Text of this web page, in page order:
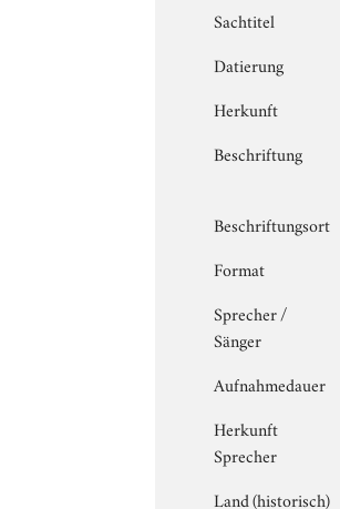
Sachtitel
Datierung
Herkunft
Beschriftung
Beschriftungsort
Format
Sprecher /
Sänger
Aufnahmedauer
Herkunft
Sprecher
Land (historisch)